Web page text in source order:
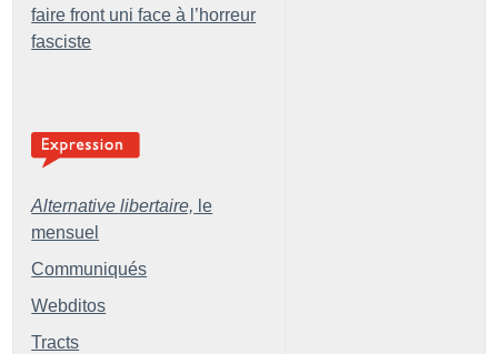
faire front uni face à l’horreur
fasciste
Alternative libertaire, le
mensuel
Communiqués
Webditos
Tracts